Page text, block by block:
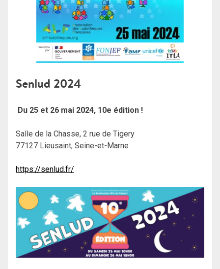
Senlud 2024
Du 25 et 26 mai 2024, 10e édition !
Salle de la Chasse, 2 rue de Tigery
77127 Lieusaint, Seine-et-Marne
https://senlud.fr/